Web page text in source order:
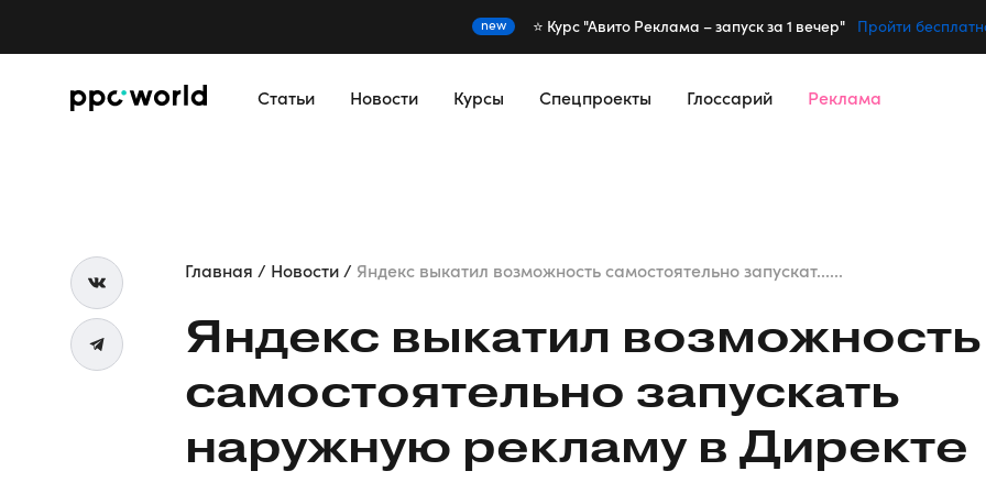
new ⭐️ Курс "Авито Реклама – запуск за 1 вечер" Пройти
Статьи Новости Курсы Спецпроекты Глоссарий Реклама
Главная Новости Яндекс выкатил возможность самостоятельно запускат......
Яндекс выкатил возможность
самостоятельно запускать
наружную рекламу в Директе